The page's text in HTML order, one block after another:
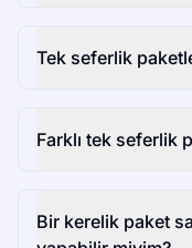
Tek seferlik
Farklı tek seferlik
Bir kerelik paket